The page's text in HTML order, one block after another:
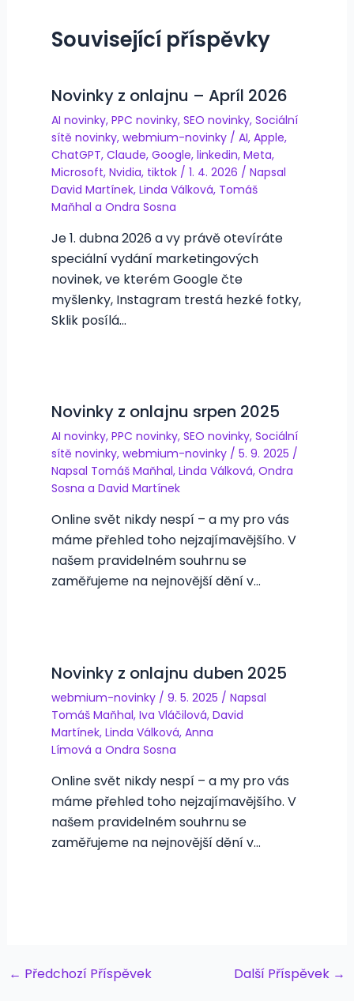
Související příspěvky
Novinky z onlajnu – Apríl 2026
AI novinky, PPC novinky, SEO novinky, Sociální
sítě novinky, webmium-novinky/ AI, Apple,
ChatGPT, Claude, Google, linkedin, Meta,
Microsoft, Nvidia, tiktok/ 1. 4. 2026 / Napsal
David Martínek, Linda Válková, Tomáš
Maňhal a Ondra Sosna
Je 1. dubna 2026 a vy právě otevíráte
speciální vydání marketingových
novinek, ve kterém Google čte
myšlenky, Instagram trestá hezké fotky,
Sklik posílá…
Novinky z onlajnu srpen 2025
AI novinky, PPC novinky, SEO novinky, Sociální
sítě novinky, webmium-novinky/ 5. 9. 2025 /
Napsal Tomáš Maňhal, Linda Válková, Ondra
Sosna a David Martínek
Online svět nikdy nespí – a my pro vás
máme přehled toho nejzajímavějšího. V
našem pravidelném souhrnu se
zaměřujeme na nejnovější dění v…
Novinky z onlajnu duben 2025
webmium-novinky/ 9. 5. 2025 / Napsal
Tomáš Maňhal, Iva Vláčilová, David
Martínek, Linda Válková, Anna
Límová a Ondra Sosna
Online svět nikdy nespí – a my pro vás
máme přehled toho nejzajímavějšího. V
našem pravidelném souhrnu se
zaměřujeme na nejnovější dění v…
Post
← Předchozí Příspěvek Další Příspěvek →